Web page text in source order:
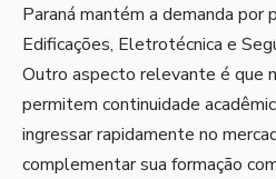
Paraná mantém a demanda por
Edificações, Eletrotécnica e
Outro aspecto relevante é que
permitem continuidade
ingressar rapidamente no
complementar sua formação